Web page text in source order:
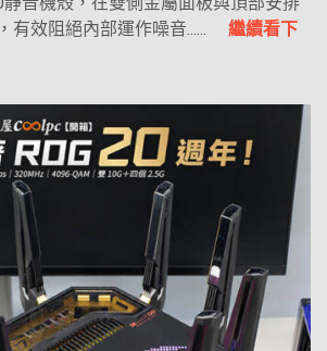
有效阻絕內部運作噪音...... 繼續看下